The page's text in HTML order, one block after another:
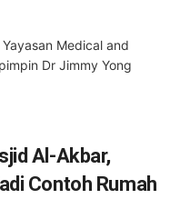
Medical and
Dr Jimmy Yong
Al-Akbar,
Contoh Rumah